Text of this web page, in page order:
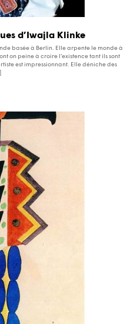
d’Iwajla Klinke
basée à Berlin. Elle arpente le monde à
on peine à croire l’existence tant ils sont
est impressionnant. Elle déniche des